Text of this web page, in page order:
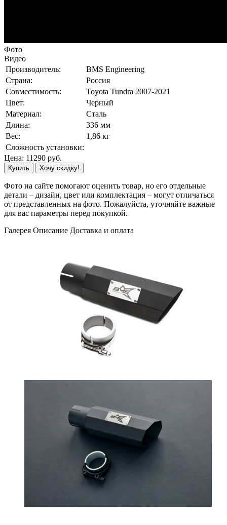
Фото
Видео
Производитель:
BMS Engineering
Страна:
Россия
Совместимость:
Toyota Tundra 2007-2021
Цвет:
Черный
Материал:
Сталь
Длина:
336 мм
Вес:
1,86 кг
Сложность установки:
Цена: 11290 руб.
Купить Хочу скидку!
Фото на сайте помогают оценить товар, но его отдельные
детали – дизайн, цвет или комплектация – могут отличаться
от представленных на фото. Пожалуйста, уточняйте важные
для вас параметры перед покупкой.
Галерея Описание Доставка и оплата